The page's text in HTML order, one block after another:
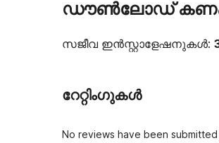
ഡൗൺലോഡ്
സജീവ ഇൻസ്റ്റാളേഷനുകൾ:
റേറ്റിംഗുകൾ
No reviews have been